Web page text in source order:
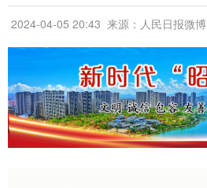
2024-04-05 20:43 来源：人民日报微博